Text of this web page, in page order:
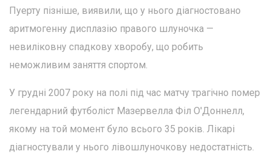
Пуерту пізніше, виявили, що у нього діагностовано
аритмогенну дисплазію правого шлуночка —
невиліковну спадкову хворобу, що робить
неможливим заняття спортом.
У грудні 2007 року на полі під час матчу трагічно помер
легендарний футболіст Мазервелла Філ О'Доннелл,
якому на той момент було всього 35 років. Лікарі
діагностували у нього лівошлуночкову недостатність.